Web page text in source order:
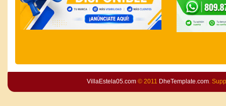
VillaEstela05.com© 2011 DheTemplate.com.